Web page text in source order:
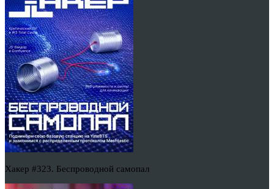
Хакер #323. Беспроводной самопал